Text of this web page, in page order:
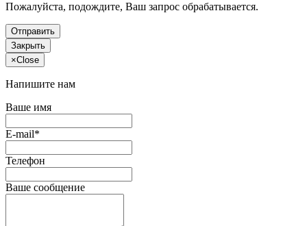
Пожалуйста, подождите, Ваш запрос обрабатывается.
Отправить
Закрыть
×Close
Напишите нам
Ваше имя
E-mail*
Телефон
Ваше сообщение